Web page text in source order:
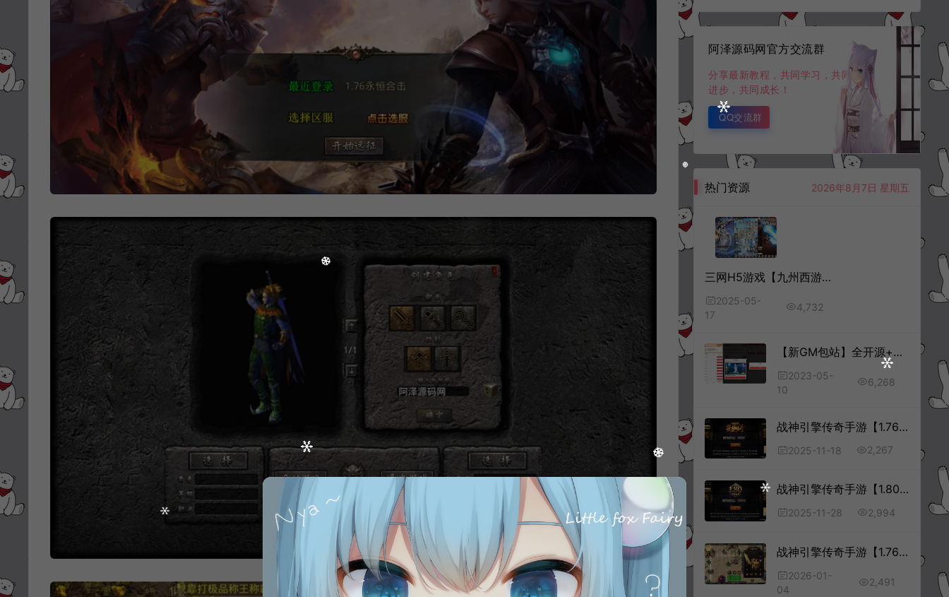
K授权后台+安卓苹果双端+详细搭建
阿泽源码网官方交流群
分享最新教程，共同学习，共同
进步，共同成长！
QQ交流群
热门资源 2026年8月7日 星期五
三网H5游戏【九州西游录H5内购完整版】5月最新整理Linux手工服务端+GM授权后台+简易安卓客户端+详细搭建教程+视频教程
2025-05-
17
4,732
【新GM包站】全开源+配套支付+可对接GM后台+管理后台+代理后台+详细搭建教程
2023-05-
10
6,268
战神引擎传奇手游【1.76龍年烈战三职业[摸摸登陆器]】11月最新整理Win一键服务端+GM充值后台+安卓苹果双端+详细搭建教程+视频教程
2025-11-18 2,267
战神引擎传奇手游【1.80御龍元素火龙三职业[摸摸登陆器]】11月最新整理Win一键服务端+GM充值后台+安卓苹果双端+详细搭建教程+视频教程
2025-11-28 2,994
战神引擎传奇手游【1.76经典烈战时装版[摸摸登录器]】1月最新整理Win一键服务端+GM充值后台+安卓苹果双端+详细搭建教程+视频教程
2026-01-
04
2,491